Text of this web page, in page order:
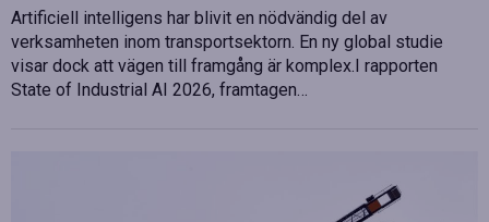
Artificiell intelligens har blivit en nödvändig del av
verksamheten inom transportsektorn. En ny global studie
visar dock att vägen till framgång är komplex.I rapporten
State of Industrial AI 2026, framtagen…